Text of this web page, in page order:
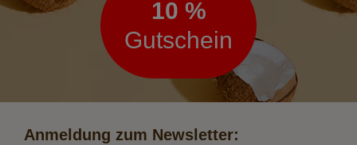
10 %
Gutschein
Anmeldung zum Newsletter: